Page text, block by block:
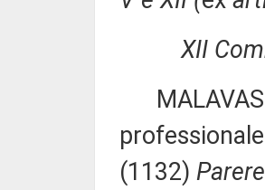
XII
(1132)